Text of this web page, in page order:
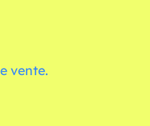
vente.